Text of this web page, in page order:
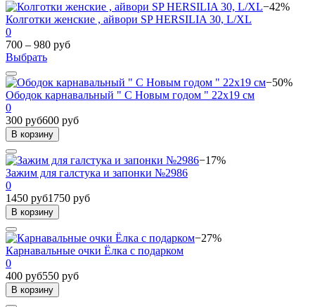
−42%
Колготки женские , айвори SP HERSILIA 30, L/XL
0
700 – 980 руб
Выбрать
−50%
Ободок карнавальный " С Новым годом " 22х19 см
0
300 руб600 руб
В корзину
−17%
Зажим для галстука и запонки №2986
0
1450 руб1750 руб
В корзину
−27%
Карнавальные очки Ёлка с подарком
0
400 руб550 руб
В корзину